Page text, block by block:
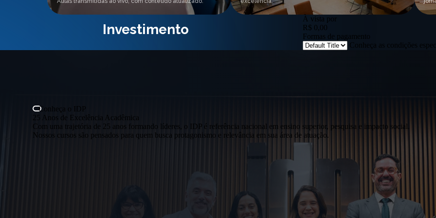
Investimento
À vista por
R$ 0,00
Formas de pagamento
Conheça as condições
Conheça o IDP
25 Anos de Excelência Acadêmica
Com uma trajetória de 25 anos formando líderes, o IDP é referência nacional em ensino superior, pesquisa e impacto social.
Nossos cursos são pensados para quem busca protagonismo e relevância em sua área de atuação.